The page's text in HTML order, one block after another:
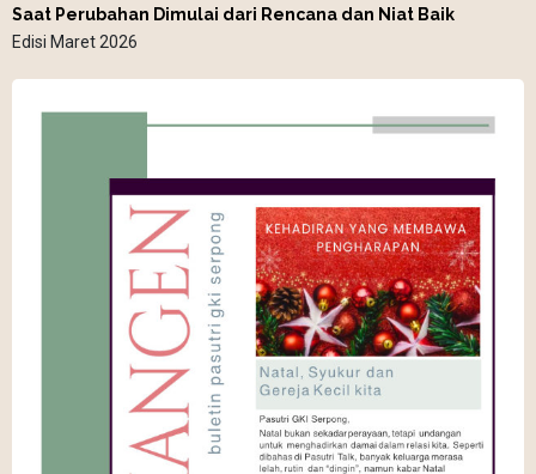
Saat Perubahan Dimulai dari Rencana dan Niat Baik
Edisi Maret 2026